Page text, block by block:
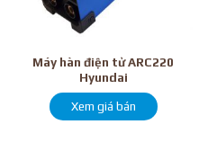
Máy hàn điện tử ARC220
Hyundai
Xem giá bán